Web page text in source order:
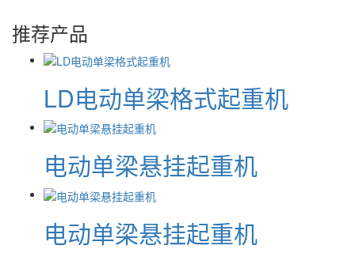
推荐产品
LD电动单梁格式起重机
电动单梁悬挂起重机
电动单梁悬挂起重机